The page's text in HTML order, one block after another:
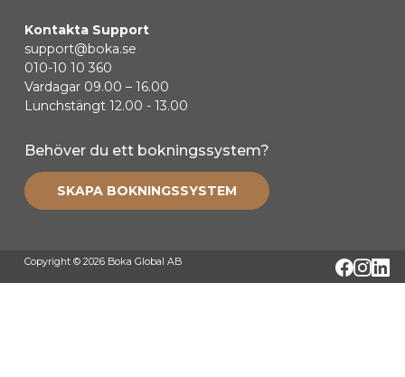
Kontakta Support
support@boka.se
010-10 10 360
Vardagar 09.00 – 16.00
Lunchstängt 12.00 - 13.00
Behöver du ett bokningssystem?
SKAPA BOKNINGSSYSTEM
Copyright © 2026 Boka Global AB